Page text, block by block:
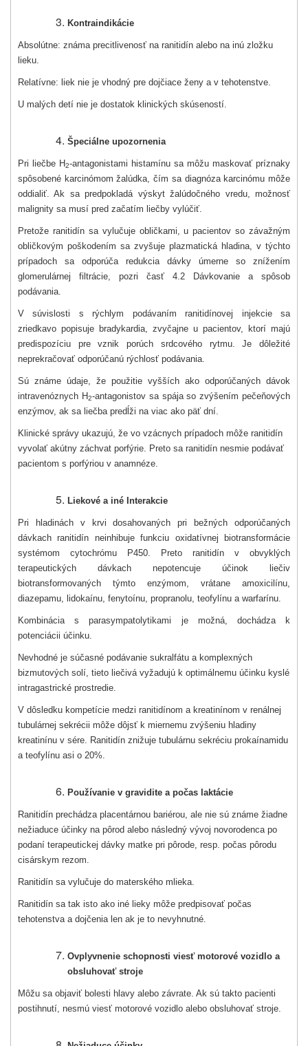
Kontraindikácie
Absolútne: známa precitlivenosť na ranitidín alebo na inú zložku
lieku.
Relatívne: liek nie je vhodný pre dojčiace ženy a v tehotenstve.
U malých detí nie je dostatok klinických skúseností.
Špeciálne upozornenia
Pri liečbe H2-antagonistami histamínu sa môžu maskovať príznaky
spôsobené karcinómom žalúdka, čím sa diagnóza karcinómu môže
oddialiť. Ak sa predpokladá výskyt žalúdočného vredu, možnosť
malignity sa musí pred začatím liečby vylúčiť.
Pretože ranitidín sa vylučuje obličkami, u pacientov so závažným
obličkovým poškodením sa zvyšuje plazmatická hladina, v týchto
prípadoch sa odporúča redukcia dávky úmerne so znížením
glomerulárnej filtrácie, pozri časť 4.2 Dávkovanie a spôsob
podávania.
V súvislosti s rýchlym podávaním ranitidínovej injekcie sa
zriedkavo popisuje bradykardia, zvyčajne u pacientov, ktorí majú
predispozíciu pre vznik porúch srdcového rytmu. Je dôležité
neprekračovať odporúčanú rýchlosť podávania.
Sú známe údaje, že použitie vyšších ako odporúčaných dávok
intravenóznych H2-antagonistov sa spája so zvýšením pečeňových
enzýmov, ak sa liečba predĺži na viac ako päť dní.
Klinické správy ukazujú, že vo vzácnych prípadoch môže ranitidín
vyvolať akútny záchvat porfýrie. Preto sa ranitidín nesmie podávať
pacientom s porfýriou v anamnéze.
Liekové a iné Interakcie
Pri hladinách v krvi dosahovaných pri bežných odporúčaných
dávkach ranitidín neinhibuje funkciu oxidatívnej biotransformácie
systémom cytochrómu P450. Preto ranitidín v obvyklých
terapeutických dávkach nepotencuje účinok liečiv
biotransformovaných týmto enzýmom, vrátane amoxicilínu,
diazepamu, lidokaínu, fenytoínu, propranolu, teofylínu a warfarínu.
Kombinácia s parasympatolytikami je možná, dochádza k
potenciácii účinku.
Nevhodné je súčasné podávanie sukralfátu a komplexných
bizmutových solí, tieto liečivá vyžadujú k optimálnemu účinku kyslé
intragastrické prostredie.
V dôsledku kompetície medzi ranitidínom a kreatinínom v renálnej
tubulárnej sekrécii môže dôjsť k miernemu zvýšeniu hladiny
kreatinínu v sére. Ranitidín znižuje tubulárnu sekréciu prokaínamidu
a teofylínu asi o 20%.
Používanie v gravidite a počas laktácie
Ranitidín prechádza placentárnou bariérou, ale nie sú známe žiadne
nežiaduce účinky na pôrod alebo následný vývoj novorodenca po
podaní terapeutickej dávky matke pri pôrode, resp. počas pôrodu
cisárskym rezom.
Ranitidín sa vylučuje do materského mlieka.
Ranitidín sa tak isto ako iné lieky môže predpisovať počas
tehotenstva a dojčenia len ak je to nevyhnutné.
Ovplyvnenie schopnosti viesť motorové vozidlo a
obsluhovať stroje
Môžu sa objaviť bolesti hlavy alebo závrate. Ak sú takto pacienti
postihnutí, nesmú viesť motorové vozidlo alebo obsluhovať stroje.